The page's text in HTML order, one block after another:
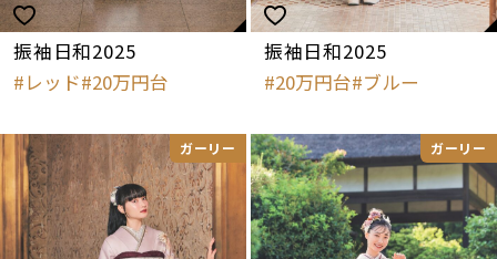
振袖日和2025
レッド 20万円台
振袖日和2025
20万円台 ブルー
ガーリー ガーリー